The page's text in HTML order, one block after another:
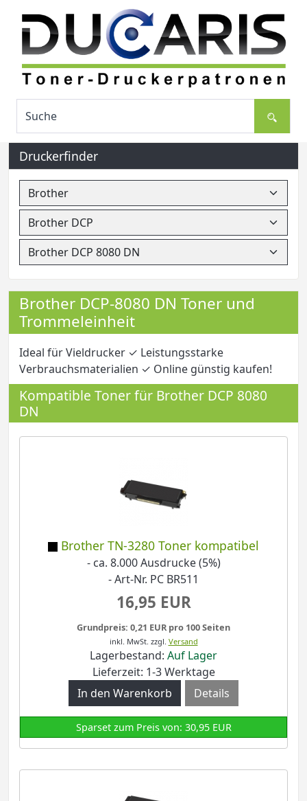
Druckerfinder
Brother DCP-8080 DN Toner und
Trommeleinheit
Ideal für Vieldrucker ✓ Leistungsstarke
Verbrauchsmaterialien ✓ Online günstig kaufen!
Kompatible Toner für Brother DCP 8080
DN
Brother TN-3280 Toner kompatibel
- ca. 8.000 Ausdrucke (5%)
- Art-Nr. PC BR511
16,95 EUR
Grundpreis: 0,21 EUR pro 100 Seiten
inkl. MwSt. zzgl. Versand
Lagerbestand: Auf Lager
Lieferzeit: 1-3 Werktage
Details
Sparset zum Preis von: 30,95 EUR